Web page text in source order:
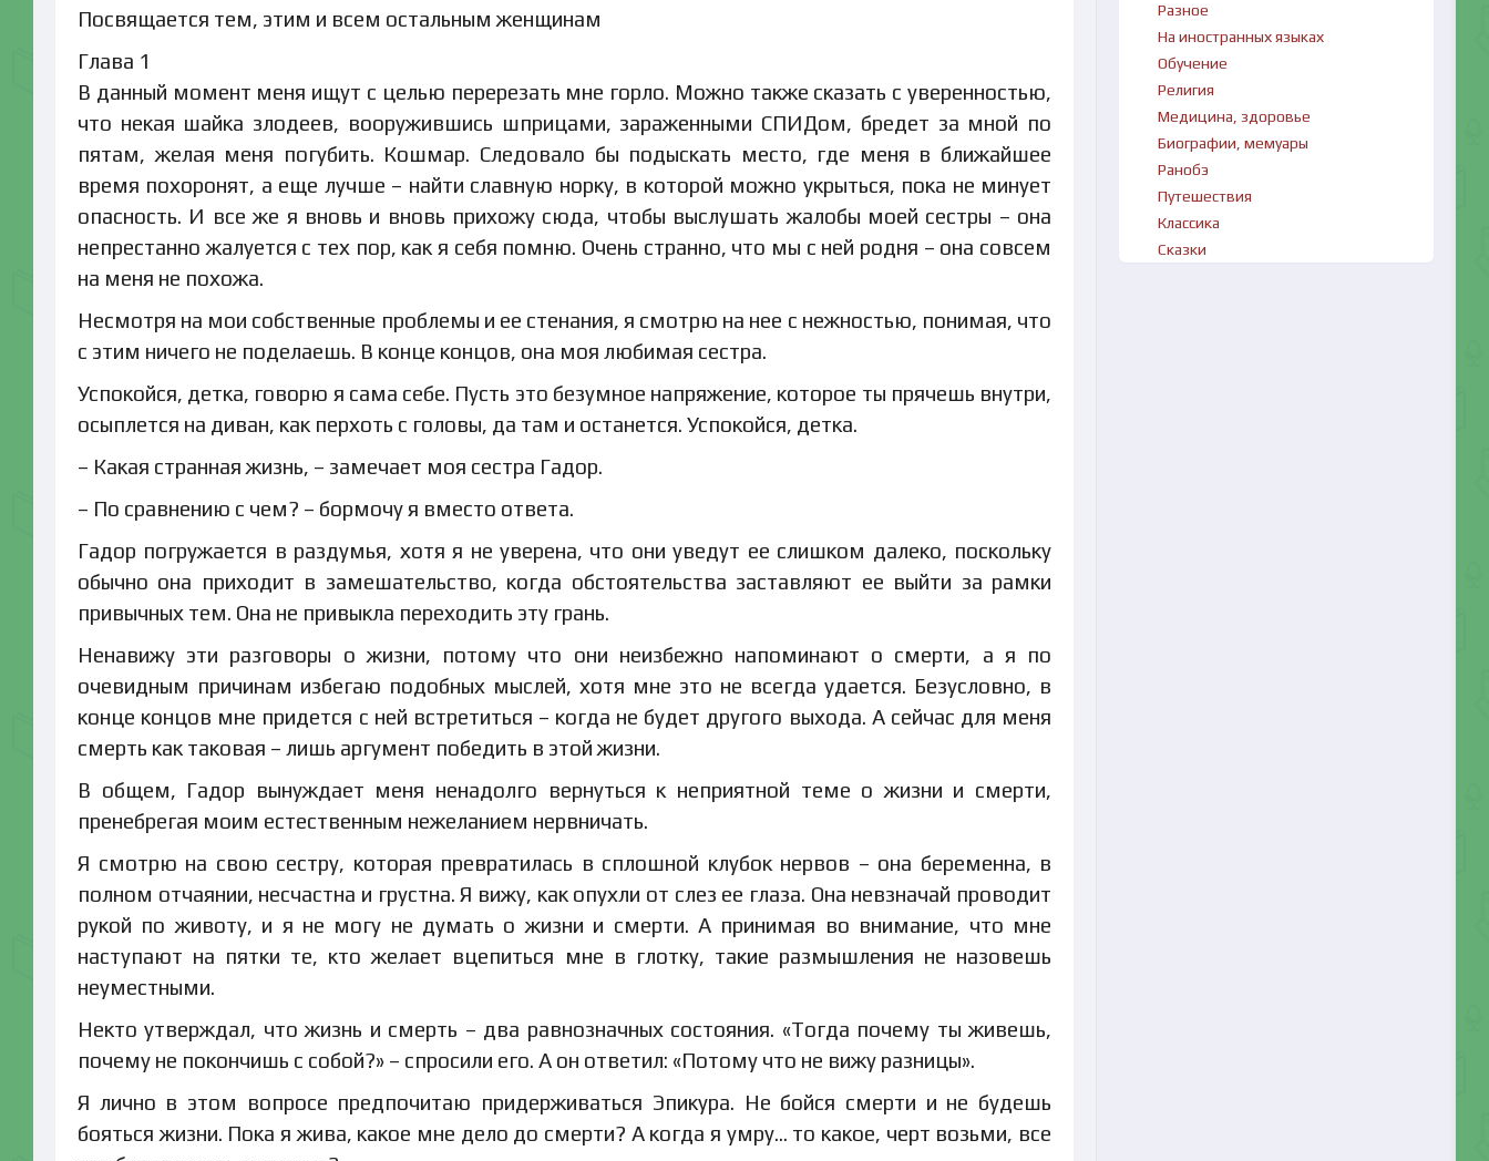
Посвящается тем, этим и всем остальным женщинам
Глава 1
В данный момент меня ищут с целью перерезать мне горло. Можно также сказать с уверенностью,
что некая шайка злодеев, вооружившись шприцами, зараженными СПИДом, бредет за мной по
пятам, желая меня погубить. Кошмар. Следовало бы подыскать место, где меня в ближайшее
время похоронят, а еще лучше – найти славную норку, в которой можно укрыться, пока не минует
опасность. И все же я вновь и вновь прихожу сюда, чтобы выслушать жалобы моей сестры – она
непрестанно жалуется с тех пор, как я себя помню. Очень странно, что мы с ней родня – она совсем
на меня не похожа.
Несмотря на мои собственные проблемы и ее стенания, я смотрю на нее с нежностью, понимая, что
с этим ничего не поделаешь. В конце концов, она моя любимая сестра.
Успокойся, детка, говорю я сама себе. Пусть это безумное напряжение, которое ты прячешь внутри,
осыплется на диван, как перхоть с головы, да там и останется. Успокойся, детка.
– Какая странная жизнь, – замечает моя сестра Гадор.
– По сравнению с чем? – бормочу я вместо ответа.
Гадор погружается в раздумья, хотя я не уверена, что они уведут ее слишком далеко, поскольку
обычно она приходит в замешательство, когда обстоятельства заставляют ее выйти за рамки
привычных тем. Она не привыкла переходить эту грань.
Ненавижу эти разговоры о жизни, потому что они неизбежно напоминают о смерти, а я по
очевидным причинам избегаю подобных мыслей, хотя мне это не всегда удается. Безусловно, в
конце концов мне придется с ней встретиться – когда не будет другого выхода. А сейчас для меня
смерть как таковая – лишь аргумент победить в этой жизни.
В общем, Гадор вынуждает меня ненадолго вернуться к неприятной теме о жизни и смерти,
пренебрегая моим естественным нежеланием нервничать.
Я смотрю на свою сестру, которая превратилась в сплошной клубок нервов – она беременна, в
полном отчаянии, несчастна и грустна. Я вижу, как опухли от слез ее глаза. Она невзначай проводит
рукой по животу, и я не могу не думать о жизни и смерти. А принимая во внимание, что мне
наступают на пятки те, кто желает вцепиться мне в глотку, такие размышления не назовешь
неуместными.
Некто утверждал, что жизнь и смерть – два равнозначных состояния. «Тогда почему ты живешь,
почему не покончишь с собой?» – спросили его. А он ответил: «Потому что не вижу разницы».
Я лично в этом вопросе предпочитаю придерживаться Эпикура. Не бойся смерти и не будешь
бояться жизни. Пока я жива, какое мне дело до смерти? А когда я умру… то какое, черт возьми, все
Разное
На иностранных языках
Обучение
Религия
Медицина, здоровье
Биографии, мемуары
Ранобэ
Путешествия
Классика
Сказки